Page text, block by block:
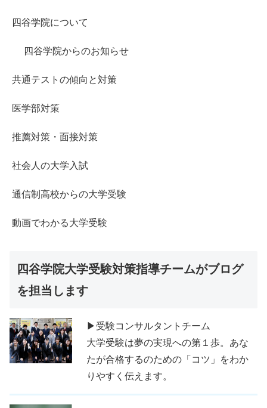
四谷学院について
四谷学院からのお知らせ
共通テストの傾向と対策
医学部対策
推薦対策・面接対策
社会人の大学入試
通信制高校からの大学受験
動画でわかる大学受験
四谷学院大学受験対策指導チームがブログ
を担当します
▶受験コンサルタントチーム
大学受験は夢の実現への第１歩。あな
たが合格するのための「コツ」をわか
りやすく伝えます。